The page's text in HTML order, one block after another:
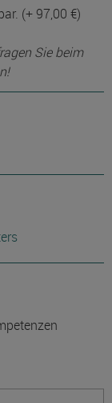
(+ 97,00 €)
Sie beim